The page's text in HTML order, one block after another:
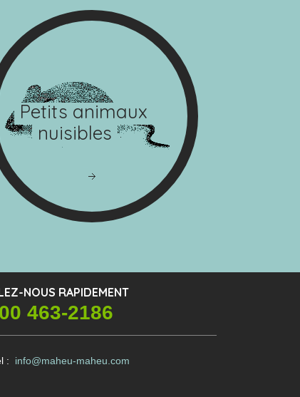
Petits animaux
nuisibles
NOUS RAPIDEMENT
463-2186
: info@maheu-maheu.com